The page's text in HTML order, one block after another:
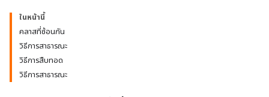
ในหน้านี้
คลาสที่ซ้อนกัน
วิธีการสาธารณะ
วิธีการสืบทอด
วิธีการสาธารณะ